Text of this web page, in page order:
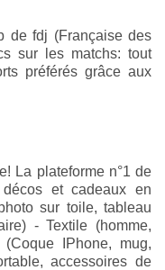
de fdj (Française des
sur les matchs: tout
préférés grâce aux
La plateforme n°1 de
et cadeaux en
sur toile, tableau
- Textile (homme,
IPhone, mug,
accessoires de